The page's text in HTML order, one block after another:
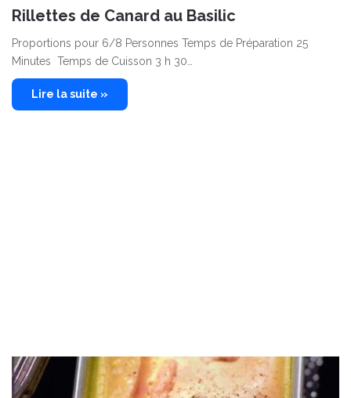
Rillettes de Canard au Basilic
Proportions pour 6/8 Personnes Temps de Préparation 25
Minutes Temps de Cuisson 3 h 30…
Lire la suite »